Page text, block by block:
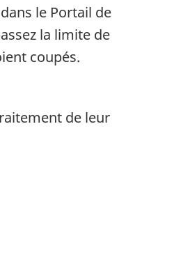
le Portail de
la limite de
coupés.
de leur